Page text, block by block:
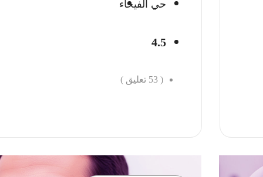
حي الفيحاء
4.5
(
53 تعليق )